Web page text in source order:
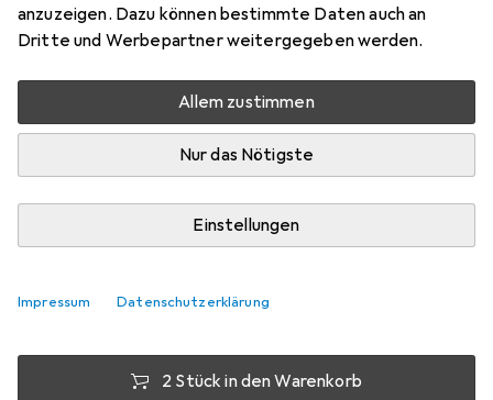
anzuzeigen. Dazu können bestimmte Daten auch an
Dritte und Werbepartner weitergegeben werden.
Allem zustimmen
Nur das Nötigste
Einstellungen
Impressum Datenschutzerklärung
Bewertungen
Zwischen Mo, 10.8. und Mi, 12.8. geliefert
Mehr als 10 Stück an Lager beim Lieferanten
Lieferort angeben für genaue Lieferzeit
pro Stück
2 Stück in den Warenkorb